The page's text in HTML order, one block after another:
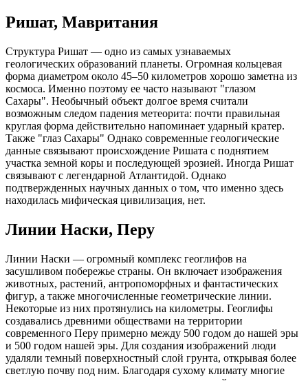
Ришат, Мавритания
Структура Ришат — одно из самых узнаваемых
геологических образований планеты. Огромная кольцевая
форма диаметром около 45–50 километров хорошо заметна из
космоса. Именно поэтому ее часто называют "глазом
Сахары". Необычный объект долгое время считали
возможным следом падения метеорита: почти правильная
круглая форма действительно напоминает ударный кратер.
Также "глаз Сахары" Однако современные геологические
данные связывают происхождение Ришата с поднятием
участка земной коры и последующей эрозией. Иногда Ришат
связывают с легендарной Атлантидой. Однако
подтвержденных научных данных о том, что именно здесь
находилась мифическая цивилизация, нет.
Линии Наски, Перу
Линии Наски — огромный комплекс геоглифов на
засушливом побережье страны. Он включает изображения
животных, растений, антропоморфных и фантастических
фигур, а также многочисленные геометрические линии.
Некоторые из них протянулись на километры. Геоглифы
создавались древними обществами на территории
современного Перу примерно между 500 годом до нашей эры
и 500 годом нашей эры. Для создания изображений люди
удаляли темный поверхностный слой грунта, открывая более
светлую почву под ним. Благодаря сухому климату многие